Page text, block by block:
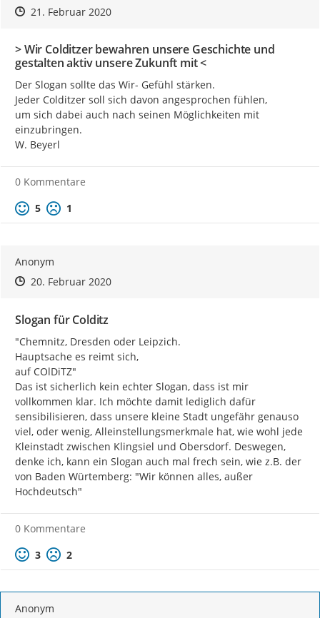
Zeitpunkt des Erstellens
Zeitpunkt des Erstellens
21. Februar 2020Zur Äußerung
> Wir Colditzer bewahren unsere Geschichte und
gestalten aktiv unsere Zukunft mit <
Der Slogan sollte das Wir- Gefühl stärken.
Jeder Colditzer soll sich davon angesprochen fühlen,
um sich dabei auch nach seinen Möglichkeiten mit
einzubringen.
W. Beyerl
0 Kommentare
Positive Bewertung
5 Negative Bewertung
1
Anonym
Zeitpunkt des Erstellens
Zeitpunkt des Erstellens
20. Februar 2020Zur Äußerung
Slogan für Colditz
"Chemnitz, Dresden oder Leipzich.
Hauptsache es reimt sich,
auf COlDiTZ"
Das ist sicherlich kein echter Slogan, dass ist mir
vollkommen klar. Ich möchte damit lediglich dafür
sensibilisieren, dass unsere kleine Stadt ungefähr genauso
viel, oder wenig, Alleinstellungsmerkmale hat, wie wohl jede
Kleinstadt zwischen Klingsiel und Obersdorf. Deswegen,
denke ich, kann ein Slogan auch mal frech sein, wie z.B. der
von Baden Würtemberg: "Wir können alles, außer
Hochdeutsch"
0 Kommentare
Positive Bewertung
3 Negative Bewertung
2
Anonym